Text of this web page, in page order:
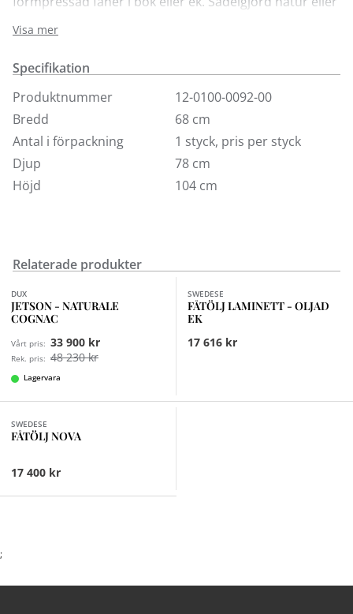
Visas här i bok, i fyra utföranden. Primo finns även som
låg modell samt med tillhörande fotpall.
Visa mer
Specifikation
Produktnummer
12-0100-0092-00
Bredd
68 cm
Antal i förpackning
1 styck, pris per styck
Djup
78 cm
Höjd
104 cm
Relaterade produkter
DUX
JETSON - NATURALE
COGNAC
Vårt pris: 33 900 kr
Rek. pris: 48 230 kr
Lagervara
SWEDESE
FÅTÖLJ LAMINETT - OLJAD
EK
17 616 kr
SWEDESE
FÅTÖLJ NOVA
17 400 kr
;